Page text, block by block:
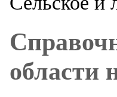
области